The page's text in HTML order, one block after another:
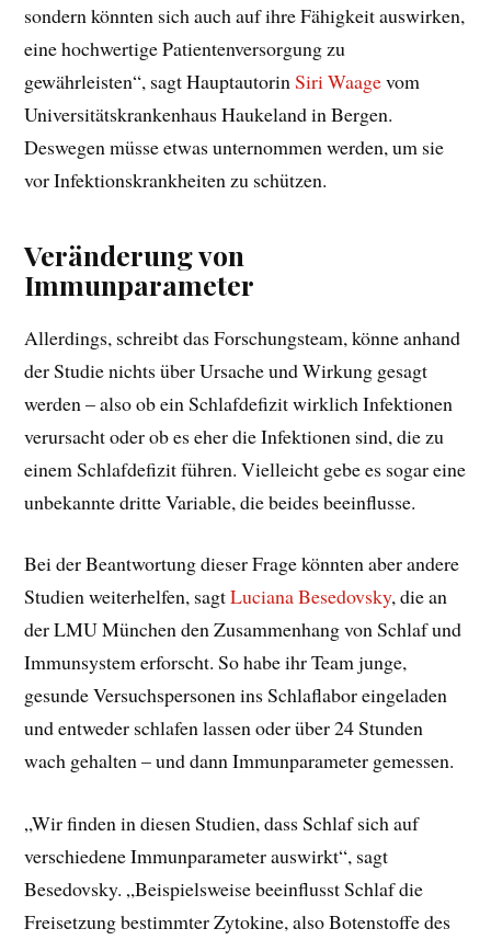
sondern könnten sich auch auf ihre Fähigkeit auswirken,
eine hochwertige Patientenversorgung zu
gewährleisten“, sagt HauptautorinSiri Waagevom
Universitätskrankenhaus Haukeland in Bergen.
Deswegen müsse etwas unternommen werden, um sie
vor Infektionskrankheiten zu schützen.
Veränderung von
Immunparameter
Allerdings, schreibt das Forschungsteam, könne anhand
der Studie nichts über Ursache und Wirkung gesagt
werden – also ob ein Schlafdefizit wirklich Infektionen
verursacht oder ob es eher die Infektionen sind, die zu
einem Schlafdefizit führen. Vielleicht gebe es sogar eine
unbekannte dritte Variable, die beides beeinflusse.
Bei der Beantwortung dieser Frage könnten aber andere
Studien weiterhelfen, sagtLuciana Besedovsky, die an
der LMU München den Zusammenhang von Schlaf und
Immunsystem erforscht. So habe ihr Team junge,
gesunde Versuchspersonen ins Schlaflabor eingeladen
und entweder schlafen lassen oder über 24 Stunden
wach gehalten – und dann Immunparameter gemessen.
„Wir finden in diesen Studien, dass Schlaf sich auf
verschiedene Immunparameter auswirkt“, sagt
Besedovsky. „Beispielsweise beeinflusst Schlaf die
Freisetzung bestimmter Zytokine, also Botenstoffe des